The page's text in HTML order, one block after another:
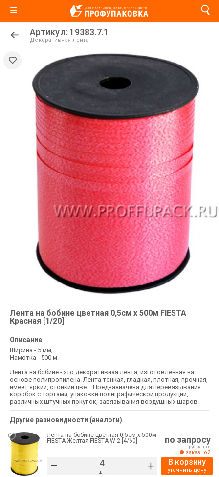
Артикул: 19383.7.1
Декоративная лента
Лента на бобине цветная 0,5см х 500м FIESTA
Красная [1/20]
Описание
Ширина - 5 мм;
Намотка - 500 м.
Лента на бобине - это декоративная лента, изготовленная на
основе полипропилена. Лента тонкая, гладкая, плотная, прочная,
имеет яркий, стойкий цвет. Предназначена для перевязывания
коробок с тортами, упаковки полиграфической продукции,
различных штучных покупок, завязывания воздушных шаров.
Другие разновидности (аналоги)
Лента на бобине цветная 0,5см х 500м
FIESTA Желтая FIESTA W-2 [4/60]
– шт. +
по запросу
руб. за шт.
заказной
В корзину
уточнить цену